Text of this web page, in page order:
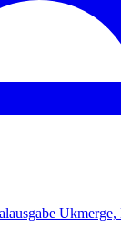
Ukmerge,